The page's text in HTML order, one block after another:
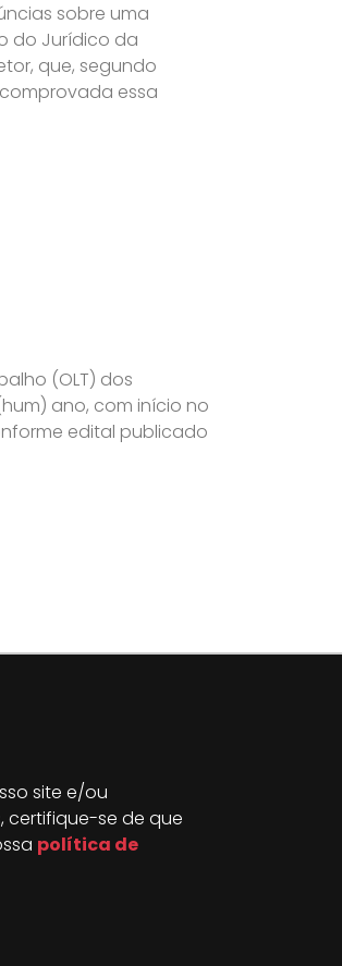
sobre uma
do Jurídico da
que, segundo
essa
(OLT) dos
ano, com início no
edital publicado
site e/ou
certifique-se de que
política de